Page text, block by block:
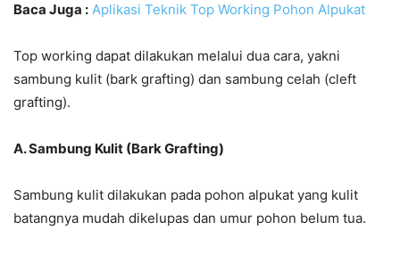
Baca Juga : Aplikasi Teknik Top Working Pohon Alpukat
Top working dapat dilakukan melalui dua cara, yakni
sambung kulit (bark grafting) dan sambung celah (cleft
grafting).
A. Sambung Kulit (Bark Grafting)
Sambung kulit dilakukan pada pohon alpukat yang kulit
batangnya mudah dikelupas dan umur pohon belum tua.